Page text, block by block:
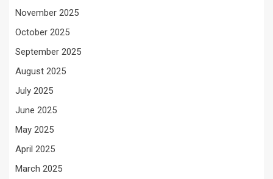
November 2025
October 2025
September 2025
August 2025
July 2025
June 2025
May 2025
April 2025
March 2025